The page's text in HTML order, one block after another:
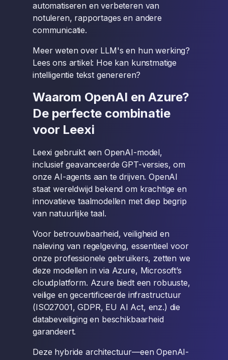
automatiseren en verbeteren van
notuleren, rapportages en andere
communicatie.
Meer weten over LLM's en hun werking?
Lees ons artikel: Hoe kan kunstmatige
intelligentie tekst genereren?
Waarom OpenAI en Azure?
De perfecte combinatie
voor Leexi
Leexi gebruikt een OpenAI-model,
inclusief geavanceerde GPT-versies, om
onze AI-agents aan te drijven. OpenAI
staat wereldwijd bekend om krachtige en
innovatieve taalmodellen met diep begrip
van natuurlijke taal.
Voor betrouwbaarheid, veiligheid en
naleving van regelgeving, essentieel voor
onze professionele gebruikers, zetten we
deze modellen in via Azure, Microsoft’s
cloudplatform. Azure biedt een robuuste,
veilige en gecertificeerde infrastructuur
(ISO27001, GDPR, EU AI Act, enz.) die
databeveiliging en beschikbaarheid
garandeert.
Deze hybride architectuur—een OpenAI-